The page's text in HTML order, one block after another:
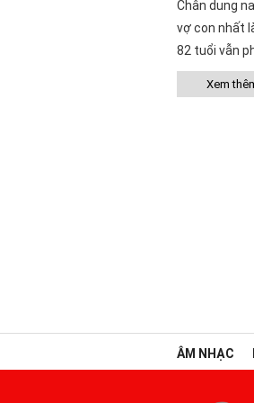
Chân dung
vợ con nhất
82 tuổi vẫn
Xem
ÂM NHẠC